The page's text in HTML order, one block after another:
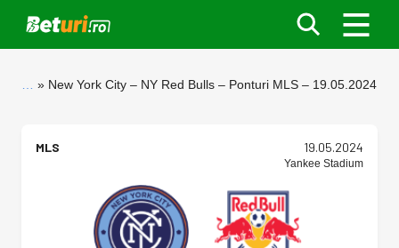
New York City – NY Red Bulls – Ponturi MLS – 19.05.2024
MLS 19.05.2024
Yankee Stadium